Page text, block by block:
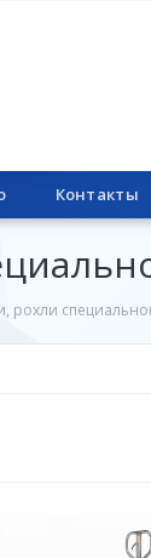
Контакты
рохли